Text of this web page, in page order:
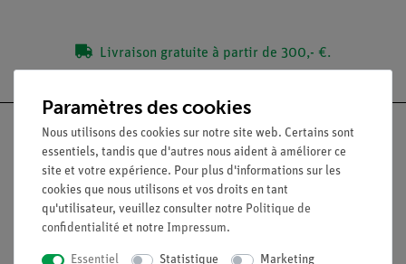
Livraison gratuite à partir de 300,- €.
Nach oben
Légal
Paramètres des cookies
Nous utilisons des cookies sur notre site web. Certains sont
essentiels, tandis que d'autres nous aident à améliorer ce
site et votre expérience. Pour plus d'informations sur les
cookies que nous utilisons et vos droits en tant
qu'utilisateur, veuillez consulter notre Politique de
confidentialité et notre Impressum.
Essentiel Statistique Marketing